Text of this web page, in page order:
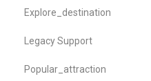
Explore_destination
Legacy Support
Popular_attraction